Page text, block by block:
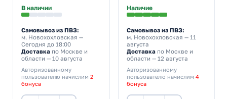
В наличии
Самовывоз из ПВЗ:
м. Новохохловская —
Сегодня до 18:00
Доставка по Москве и
области — 10 августа
Авторизованному
пользователю начислим 2
бонуса
Наличие
Самовывоз из ПВЗ:
м. Новохохловская — 11
августа
Доставкапо Москве и
области — 12 августа
Авторизованному
пользователю начислим 4
бонуса